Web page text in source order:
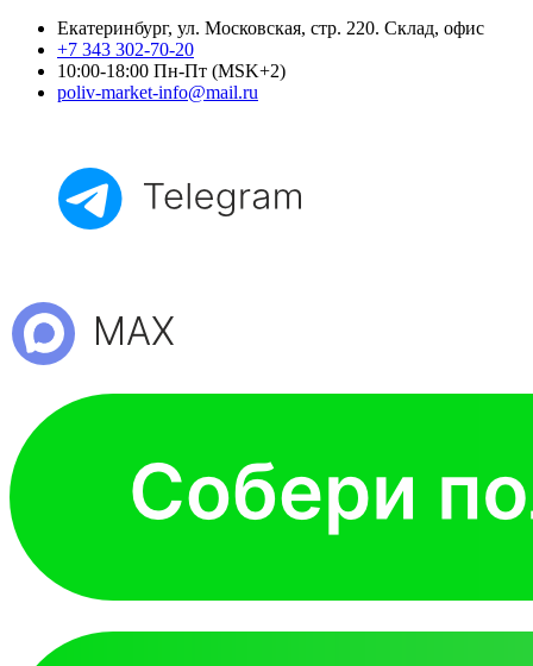
Екатеринбург, ул. Московская, стр. 220. Склад, офис
+7 343 302-70-20
10:00-18:00 Пн-Пт (MSK+2)
poliv-market-info@mail.ru